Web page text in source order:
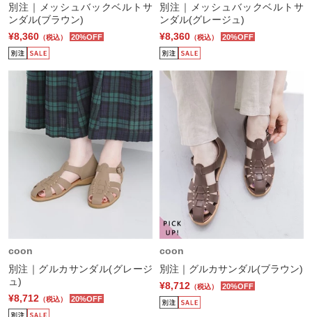
別注｜メッシュバックベルトサ
ンダル(ブラウン)
¥8,360 （税込） 20%OFF
別注｜メッシュバックベルトサ
ンダル(グレージュ)
¥8,360 （税込） 20%OFF
coon
別注｜グルカサンダル(グレージ
ュ)
¥8,712 （税込） 20%OFF
coon
別注｜グルカサンダル(ブラウン)
¥8,712 （税込） 20%OFF